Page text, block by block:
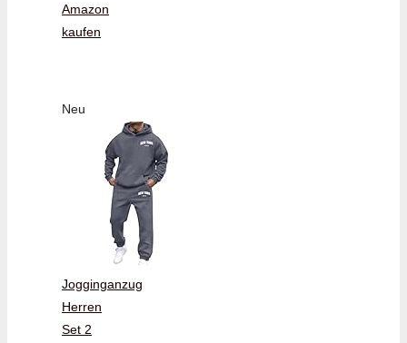
Amazon
kaufen
Neu
Jogginganzug
Herren
Set 2